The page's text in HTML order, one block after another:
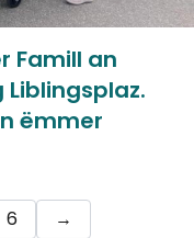
Famill an
Liblingsplaz.
ëmmer
6 →